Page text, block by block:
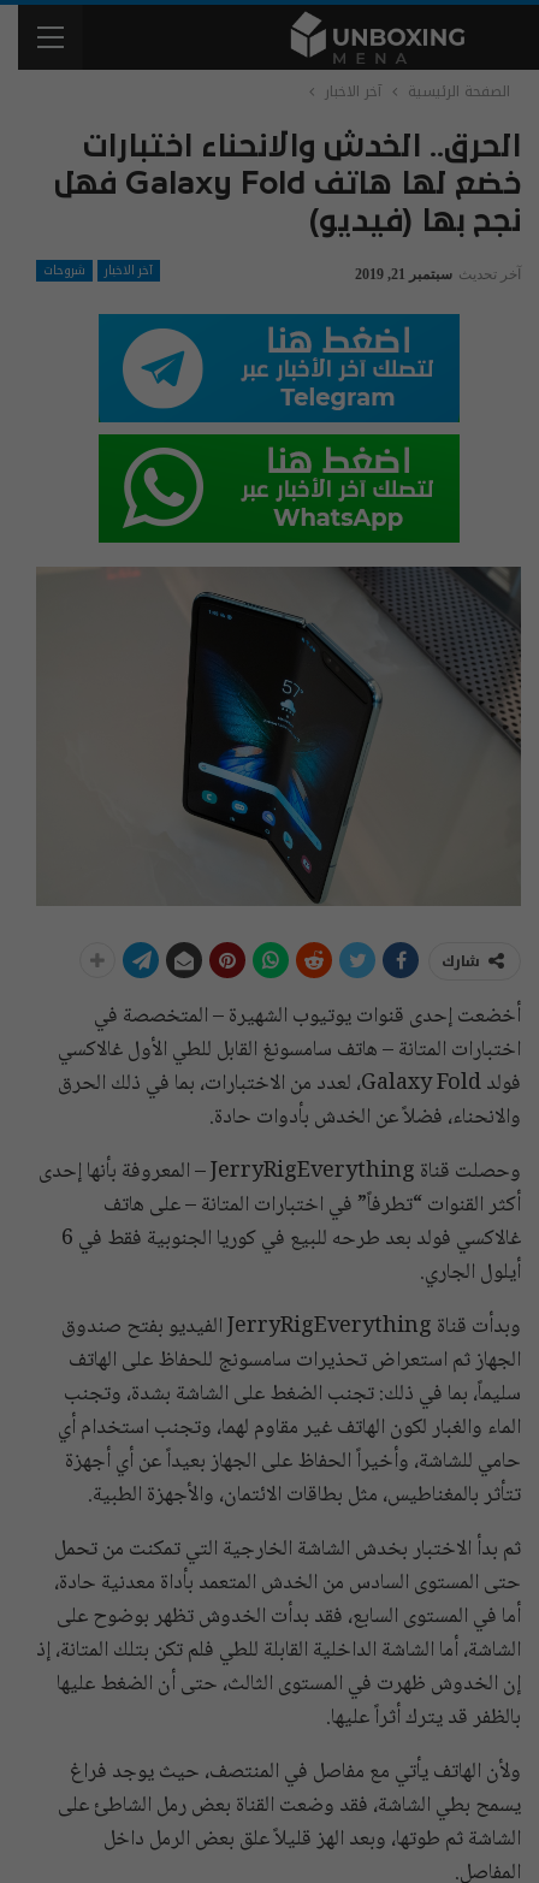
الصفحة الرئيسية آخر الاخبار
الحرق.. الخدش والانحناء اختبارات
خضع لها هاتف Galaxy Fold فهل
نجح بها (فيديو)
آخر الاخبار شروحات آخر تحديث سبتمبر 21, 2019
شارك
أخضعت إحدى قنوات يوتيوب الشهيرة – المتخصصة في
اختبارات المتانة – هاتف سامسونغ القابل للطي الأول غالاكسي
فولد Galaxy Fold، لعدد من الاختبارات، بما في ذلك الحرق
والانحناء، فضلاً عن الخدش بأدوات حادة.
وحصلت قناة JerryRigEverything – المعروفة بأنها إحدى
أكثر القنوات “تطرفاً” في اختبارات المتانة – على هاتف
غالاكسي فولد بعد طرحه للبيع في كوريا الجنوبية فقط في 6
أيلول الجاري.
وبدأت قناة JerryRigEverything الفيديو بفتح صندوق
الجهاز ثم استعراض تحذيرات سامسونج للحفاظ على الهاتف
سليماً، بما في ذلك: تجنب الضغط على الشاشة بشدة، وتجنب
الماء والغبار لكون الهاتف غير مقاوم لهما، وتجنب استخدام أي
حامي للشاشة، وأخيراً الحفاظ على الجهاز بعيداً عن أي أجهزة
تتأثر بالمغناطيس، مثل بطاقات الائتمان، والأجهزة الطبية.
ثم بدأ الاختبار بخدش الشاشة الخارجية التي تمكنت من تحمل
حتى المستوى السادس من الخدش المتعمد بأداة معدنية حادة،
أما في المستوى السابع، فقد بدأت الخدوش تظهر بوضوح على
الشاشة، أما الشاشة الداخلية القابلة للطي فلم تكن بتلك المتانة، إذ
إن الخدوش ظهرت في المستوى الثالث، حتى أن الضغط عليها
بالظفر قد يترك أثراً عليها.
ولأن الهاتف يأتي مع مفاصل في المنتصف، حيث يوجد فراغ
يسمح بطي الشاشة، فقد وضعت القناة بعض رمل الشاطئ على
الشاشة ثم طوتها، وبعد الهز قليلاً علق بعض الرمل داخل
المفاصل.